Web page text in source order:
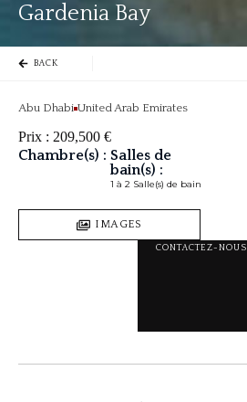
Gardenia Bay
BACK
Abu Dhabi United Arab Emirates
Prix : 209,500 €
Chambre(s) : Salles de
bain(s) :
1 à 2 Salle(s) de bain
IMAGES
CONTACTEZ-NOUS